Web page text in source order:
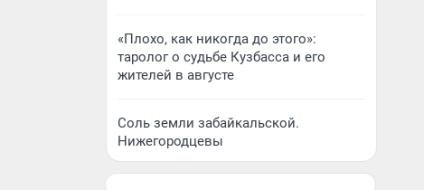
«Плохо, как никогда до этого»:
таролог о судьбе Кузбасса и его
жителей в августе
Соль земли забайкальской.
Нижегородцевы